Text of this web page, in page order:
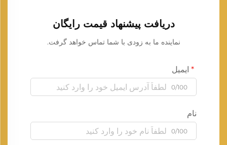
دریافت پیشنهاد قیمت رایگان
نماینده ما به زودی با شما تماس خواهد گرفت.
ایمیل
0/100
نام
0/100